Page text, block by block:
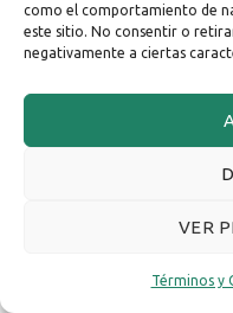
como el comportamiento de
este sitio. No consentir o
negativamente a ciertas
VER
Términos y